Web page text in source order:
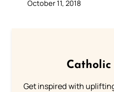
October 11, 2018
Catholic
Get inspired with